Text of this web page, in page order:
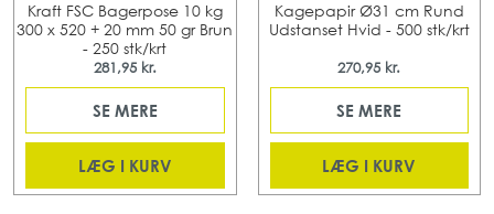
Kraft FSC Bagerpose 10 kg
300 x 520 + 20 mm 50 gr Brun
- 250 stk/krt
281,95 kr.
SE MERE
LÆG I KURV
Kagepapir Ø31 cm Rund
Udstanset Hvid - 500 stk/krt
270,95 kr.
SE MERE
LÆG I KURV